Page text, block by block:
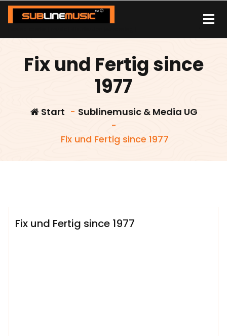
Zum
Inhalt
Fix und Fertig since
1977
Start - Sublinemusic & Media UG
-
Fix und Fertig since 1977
Sublinemusic & Media UG
Fix und Fertig since 1977